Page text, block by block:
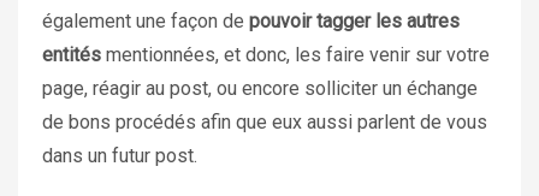
également une façon de pouvoir tagger les autres
entités mentionnées, et donc, les faire venir sur votre
page, réagir au post, ou encore solliciter un échange
de bons procédés afin que eux aussi parlent de vous
dans un futur post.